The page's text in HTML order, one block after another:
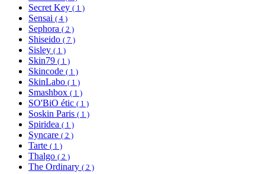
Secret Key ( 1 )
Sensai ( 4 )
Sephora ( 2 )
Shiseido ( 7 )
Sisley ( 1 )
Skin79 ( 1 )
Skincode ( 1 )
SkinLabo ( 1 )
Smashbox ( 1 )
SO'BiO étic ( 1 )
Soskin Paris ( 1 )
Spiridea ( 1 )
Syncare ( 2 )
Tarte ( 1 )
Thalgo ( 2 )
The Ordinary ( 2 )